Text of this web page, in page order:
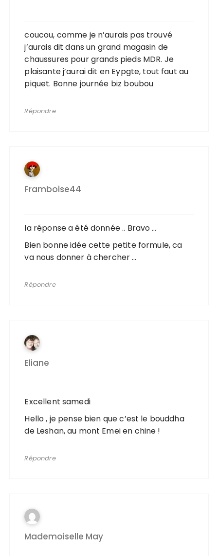
coucou, comme je n’aurais pas trouvé
j’aurais dit dans un grand magasin de
chaussures pour grands pieds MDR. Je
plaisante j’aurai dit en Eypgte, tout faut au
piquet. Bonne journée biz boubou
Répondre
Framboise44
la réponse a été donnée .. Bravo …
Bien bonne idée cette petite formule, ca
va nous donner à chercher …
Répondre
Eliane
Excellent samedi
Hello , je pense bien que c’est le bouddha
de Leshan, au mont Emei en chine !
Répondre
Mademoiselle May